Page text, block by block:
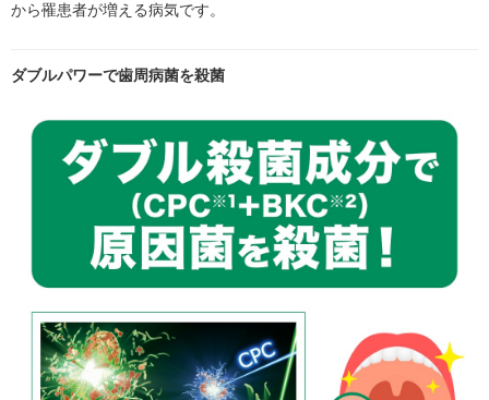
から罹患者が増える病気です。
ダブルパワーで歯周病菌を殺菌